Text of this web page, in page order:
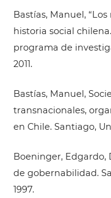
Bastías, Manuel,
historia social
programa de
2011.
Bastías, Manuel,
transnacionales,
en Chile. Santiago,
Boeninger, Edgardo,
de gobernabilidad.
1997.